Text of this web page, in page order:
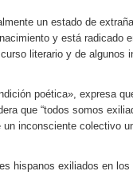
un estado de
y está radicado
literario y de algunos
poética», expresa
que “todos somos
inconsciente colectivo
hispanos exiliados en